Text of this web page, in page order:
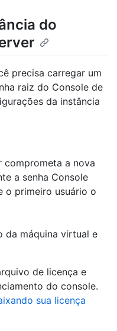
do
precisa carregar um
raiz do Console de
da instância
comprometa a nova
a senha Console
o primeiro usuário o
da máquina virtual e
de licença e
do console.
sua licença